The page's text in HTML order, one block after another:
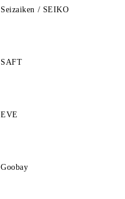
Seizaiken / SEIKO
SAFT
EVE
Goobay